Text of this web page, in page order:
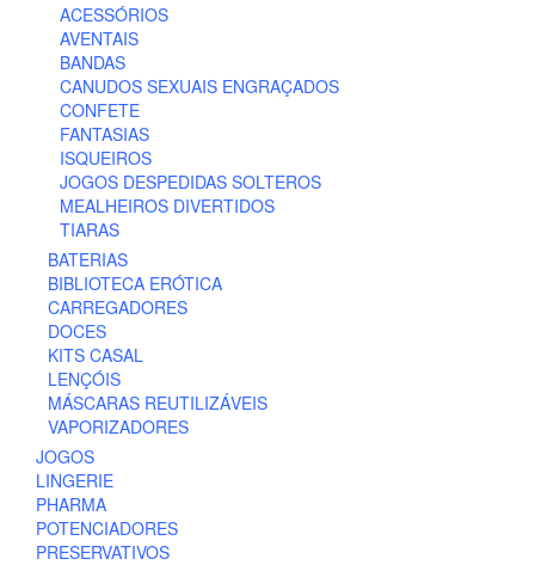
ACESSÓRIOS
AVENTAIS
BANDAS
CANUDOS SEXUAIS ENGRAÇADOS
CONFETE
FANTASIAS
ISQUEIROS
JOGOS DESPEDIDAS SOLTEROS
MEALHEIROS DIVERTIDOS
TIARAS
BATERIAS
BIBLIOTECA ERÓTICA
CARREGADORES
DOCES
KITS CASAL
LENÇÓIS
MÁSCARAS REUTILIZÁVEIS
VAPORIZADORES
JOGOS
LINGERIE
PHARMA
POTENCIADORES
PRESERVATIVOS